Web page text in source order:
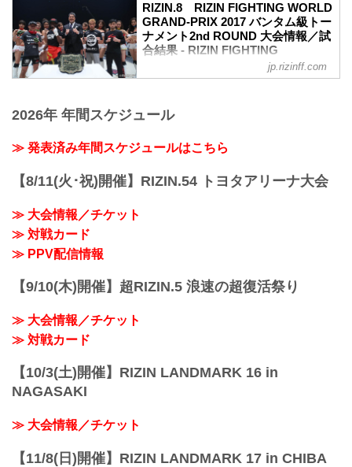
RIZIN.8 RIZIN FIGHTING WORLD
GRAND-PRIX 2017 バンタム級トー
ナメント2nd ROUND 大会情報／試
合結果 - RIZIN FIGHTING
FEDERATION オフィシャルサイト
開始 15:00
第12試合／バンタム級トーナメント 2回
堀口恭司 vs. ガブリエル・オリベイラ
［RIZIN MMAトーナメントルール：5分
GYAO! 試合映像配信（無料）
第11試合／バンタム級トーナメント 2回
jp.rizinff.com
2026年 年間スケジュール
≫ 発表済み年間スケジュールはこちら
【8/11(火･祝)開催】RIZIN.54 トヨタアリーナ大会
≫ 大会情報／チケット
≫ 対戦カード
≫ PPV配信情報
【9/10(木)開催】超RIZIN.5 浪速の超復活祭り
≫ 大会情報／チケット
≫ 対戦カード
【10/3(土)開催】RIZIN LANDMARK 16 in
NAGASAKI
≫ 大会情報／チケット
【11/8(日)開催】RIZIN LANDMARK 17 in CHIBA